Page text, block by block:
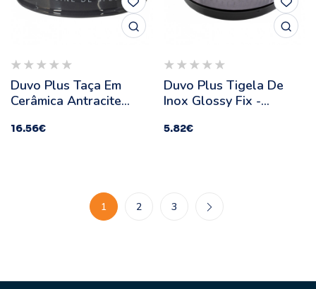
Duvo Plus Taça Em
Cerâmica Antracite
Quantidade: 1000 Ml
16.56€
Duvo Plus Tigela De
Inox Glossy Fix -
5.82€
1 2 3